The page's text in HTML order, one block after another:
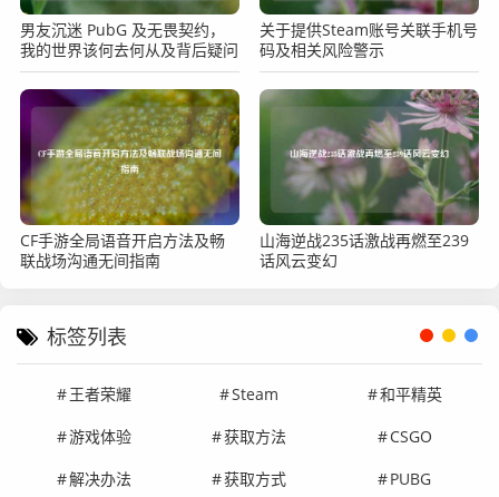
男友沉迷 PubG 及无畏契约，
我的世界该何去何从及背后疑问
关于提供Steam账号关联手机号
码及相关风险警示
CF手游全局语音开启方法及畅
联战场沟通无间指南
山海逆战235话激战再燃至239
话风云变幻
标签列表
王者荣耀 Steam
和平精英
游戏体验
获取方法
CSGO
解决办法
获取方式 PUBG